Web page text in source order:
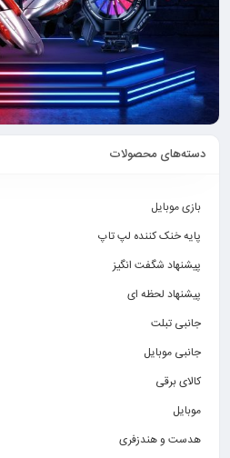
دسته‌های محصولات
بازی موبایل
پایه خنک کننده لپ تاپ
پیشنهاد شگفت انگیز
پیشنهاد لحظه ای
جانبی تبلت
جانبی موبایل
کالای برقی
موبایل
هدست و هندزفری